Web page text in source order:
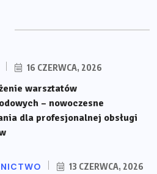
16 CZERWCA, 2026
warsztatów
– nowoczesne
dla profesjonalnej obsługi
13 CZERWCA, 2026